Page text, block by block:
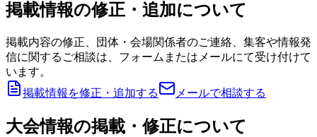
掲載情報の修正・追加について
掲載内容の修正、団体・会場関係者のご連絡、集客や情報発
信に関するご相談は、フォームまたはメールにて受け付けて
います。
掲載情報を修正・追加する
メールで相談する
大会情報の掲載・修正について